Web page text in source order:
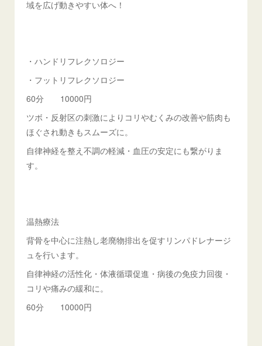
域を広げ動きやすい体へ！
・ハンドリフレクソロジー
・フットリフレクソロジー
60分 10000円
ツボ・反射区の刺激によりコリやむくみの改善や筋肉も
ほぐされ動きもスムーズに。
自律神経を整え不調の軽減・血圧の安定にも繋がりま
す。
温熱療法
背骨を中心に注熱し老廃物排出を促すリンパドレナージ
ュを行います。
自律神経の活性化・体液循環促進・病後の免疫力回復・
コリや痛みの緩和に。
60分 10000円